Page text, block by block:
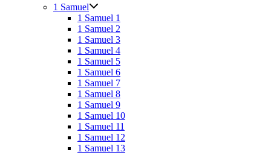
1 Samuel
1 Samuel 1
1 Samuel 2
1 Samuel 3
1 Samuel 4
1 Samuel 5
1 Samuel 6
1 Samuel 7
1 Samuel 8
1 Samuel 9
1 Samuel 10
1 Samuel 11
1 Samuel 12
1 Samuel 13